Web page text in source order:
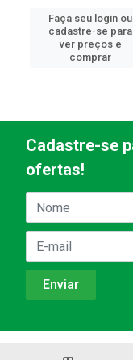
Faça seu login ou
cadastre-se para
ver preços e
comprar
Cadastre-se
ofertas!